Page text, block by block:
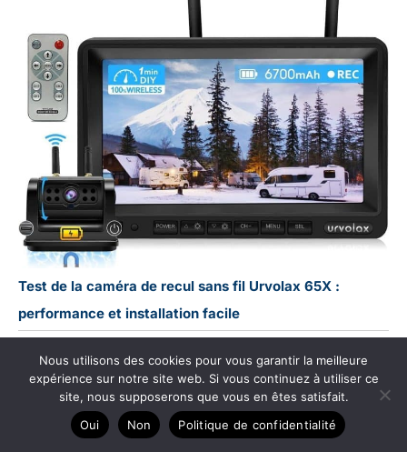
Test de la caméra de recul sans fil Urvolax 65X :
performance et installation facile
Nous utilisons des cookies pour vous garantir la meilleure
expérience sur notre site web. Si vous continuez à utiliser ce
site, nous supposerons que vous en êtes satisfait.
Oui
Non Politique de confidentialité